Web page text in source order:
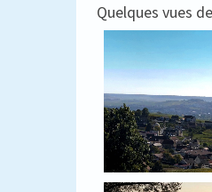
Quelques vues